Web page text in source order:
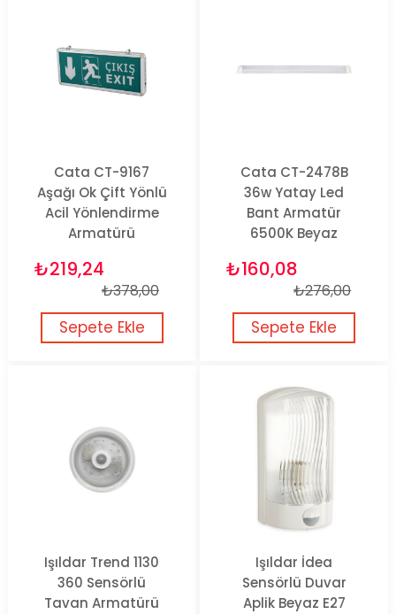
Cata CT-9167
Aşağı Ok Çift Yönlü
Acil Yönlendirme
Armatürü
₺219,24
₺378,00
Sepete Ekle
Cata CT-2478B
36w Yatay Led
Bant Armatür
6500K Beyaz
₺160,08
₺276,00
Sepete Ekle
Işıldar Trend 1130
360 Sensörlü
Tavan Armatürü
Işıldar İdea
Sensörlü Duvar
Aplik Beyaz E27